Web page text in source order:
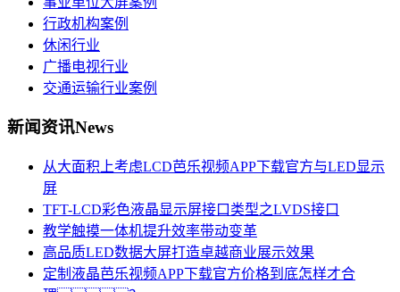
行政机构案例
休闲行业
广播电视行业
交通运输行业案例
新闻资讯News
从大面积上考虑LCD芭乐视频APP下载官方与LED显示
屏
TFT-LCD彩色液晶显示屏接口类型之LVDS接口
教学触摸一体机提升效率带动变革
高品质LED数据大屏打造卓越商业展示效果
定制液晶芭乐视频APP下载官方价格到底怎样才合